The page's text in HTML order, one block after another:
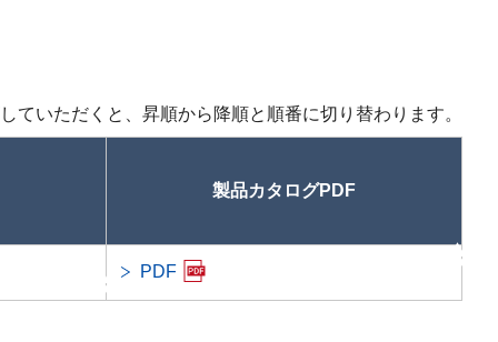
ていただくと、昇順から降順と順番に切り替わります。
製品カタログPDF
PDF